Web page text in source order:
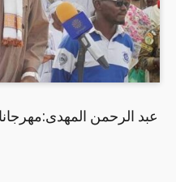
عبد الرحمن